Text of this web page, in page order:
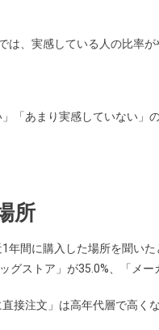
、実感している人の比率が
「あまり実感していない」
所
間に購入した場所を聞い
グストア」が35.0%、「メー
接注文」は高年代層で高く